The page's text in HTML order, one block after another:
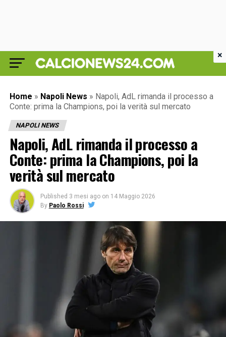
Home » Napoli News » Napoli, AdL rimanda il processo a
Conte: prima la Champions, poi la verità sul mercato
NAPOLI NEWS
Napoli, AdL rimanda il processo a
Conte: prima la Champions, poi la
verità sul mercato
Published 3 mesi ago on 14 Maggio 2026
By Paolo Rossi
×